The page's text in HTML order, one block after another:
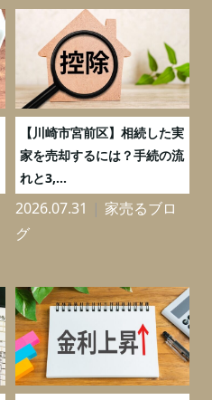
【川崎市宮前区】相続した実
家を売却するには？手続の流
れと3,...
2026.07.31
家売るブロ
グ